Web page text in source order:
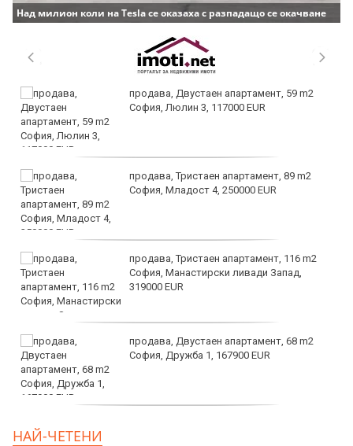
Над милион коли на Tesla се оказаха с разпадащо се окачване
продава, Двустаен апартамент, 59 m2
София, Люлин 3, 117000 EUR
продава, Тристаен апартамент, 89 m2
София, Младост 4, 250000 EUR
продава, Тристаен апартамент, 116 m2
София, Манастирски ливади Запад,
319000 EUR
продава, Двустаен апартамент, 68 m2
София, Дружба 1, 167900 EUR
НАЙ-ЧЕТЕНИ